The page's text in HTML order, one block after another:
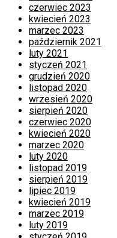
czerwiec 2023
kwiecień 2023
marzec 2023
październik 2021
luty 2021
styczeń 2021
grudzień 2020
listopad 2020
wrzesień 2020
sierpień 2020
czerwiec 2020
kwiecień 2020
marzec 2020
luty 2020
listopad 2019
sierpień 2019
lipiec 2019
kwiecień 2019
marzec 2019
luty 2019